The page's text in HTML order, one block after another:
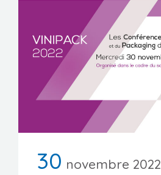
Agenda
Newsletter
Formations
30 novembre 2022